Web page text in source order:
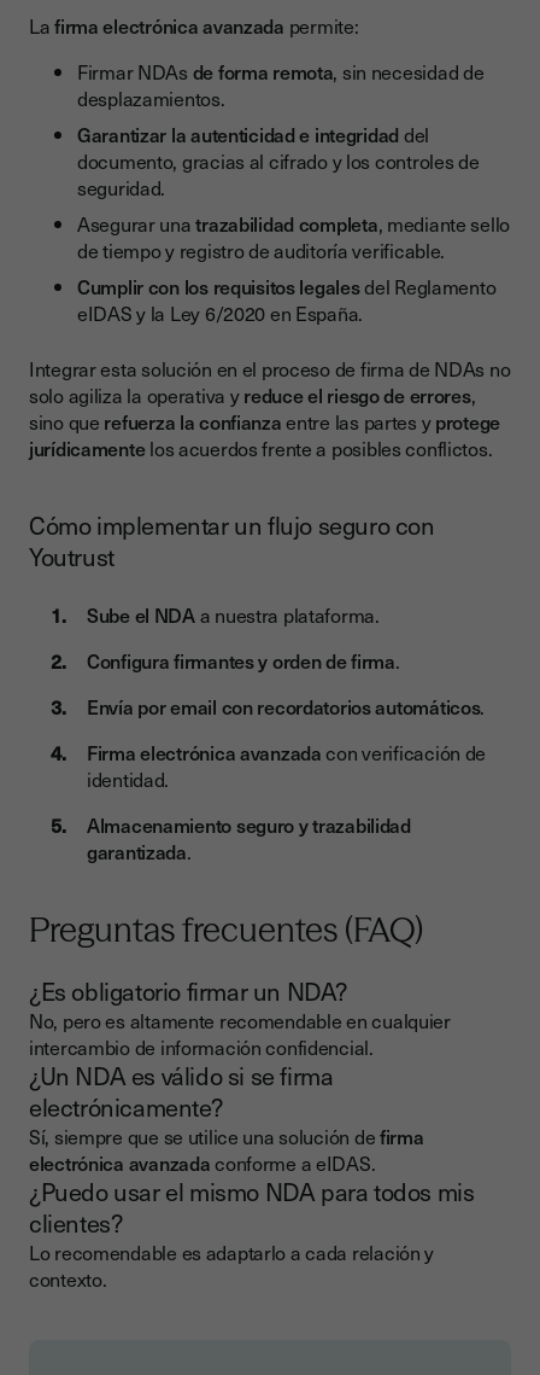
Lafirma electrónica avanzada permite:
Firmar NDAs de forma remota, sin necesidad de
desplazamientos.
Garantizar la autenticidad e integridad del
documento, gracias al cifrado y los controles de
seguridad.
Asegurar unatrazabilidad completa, mediante sello
de tiempo y registro de auditoría verificable.
Cumplir con los requisitos legalesdel Reglamento
eIDAS y la Ley 6/2020 en España.
Integrar esta solución en el proceso de firma de NDAs no
solo agiliza la operativa yreduce el riesgo de errores,
sino que refuerza la confianzaentre las partes yprotege
jurídicamentelos acuerdos frente a posibles conflictos.
Cómo implementar un flujo seguro con
Youtrust
Sube el NDAa nuestra plataforma.
Configura firmantes y orden de firma.
Envía por email con recordatorios automáticos.
Firma electrónica avanzadacon verificación de
identidad.
Almacenamiento seguro y trazabilidad
garantizada.
Preguntas frecuentes (FAQ)
¿Es obligatorio firmar un NDA?
No, pero es altamente recomendable en cualquier
intercambio de información confidencial.
¿Un NDA es válido si se firma
electrónicamente?
Sí, siempre que se utilice una solución defirma
electrónica avanzadaconforme a eIDAS.
¿Puedo usar el mismo NDA para todos mis
clientes?
Lo recomendable es adaptarlo a cada relación y
contexto.